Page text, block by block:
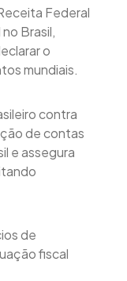
Federal
Brasil,
o
mundiais.
contra
de contas
e assegura
de
fiscal